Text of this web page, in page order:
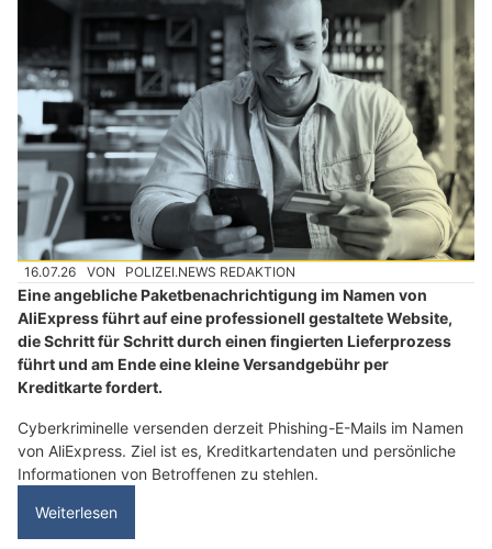
16.07.26 VON POLIZEI.NEWS REDAKTION
Eine angebliche Paketbenachrichtigung im Namen von
AliExpress führt auf eine professionell gestaltete Website,
die Schritt für Schritt durch einen fingierten Lieferprozess
führt und am Ende eine kleine Versandgebühr per
Kreditkarte fordert.
Cyberkriminelle versenden derzeit Phishing-E-Mails im Namen
von AliExpress. Ziel ist es, Kreditkartendaten und persönliche
Informationen von Betroffenen zu stehlen.
Weiterlesen